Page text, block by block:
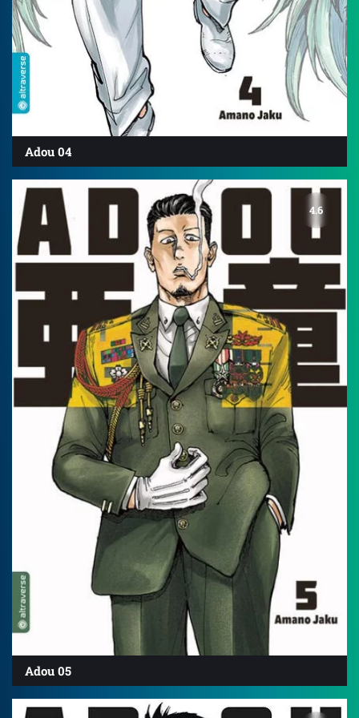
Adou 04
4.6
Adou 05